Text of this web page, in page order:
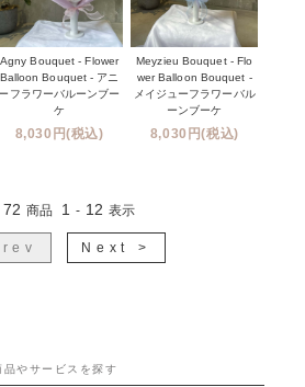
Agny Bouquet - Flower
Balloon Bouquet - アニ
ーフラワーバルーンブー
ケ
8,030円(税込)
Meyzieu Bouquet - Flo
wer Balloon Bouquet -
メイジューフラワーバル
ーンブーケ
8,030円(税込)
72 商品 1 - 12 表示
Next >
品やサービスを探す